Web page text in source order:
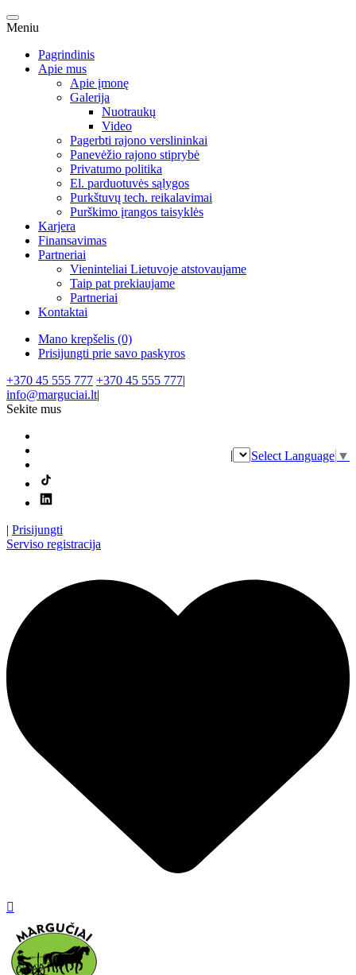
Meniu
Pagrindinis
Apie mus
Apie įmonę
Galerija
Nuotraukų
Video
Pagerbti rajono verslininkai
Panevėžio rajono stiprybė
Privatumo politika
El. parduotuvės sąlygos
Purkštuvų tech. reikalavimai
Purškimo įrangos taisyklės
Karjera
Finansavimas
Partneriai
Vieninteliai Lietuvoje atstovaujame
Taip pat prekiaujame
Partneriai
Kontaktai
Mano krepšelis (0)
Prisijungti prie savo paskyros
+370 45 555 777 +370 45 555 777|
info@marguciai.lt|
Sekite mus
| Prisijungti
| Select Language ▼
Serviso registracija
